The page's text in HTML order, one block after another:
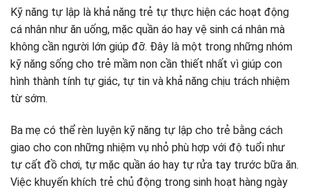
Kỹ năng tự lập là khả năng trẻ tự thực hiện các hoạt động
cá nhân như ăn uống, mặc quần áo hay vệ sinh cá nhân mà
không cần người lớn giúp đỡ. Đây là một trong những nhóm
kỹ năng sống cho trẻ mầm non cần thiết nhất vì giúp con
hình thành tính tự giác, tự tin và khả năng chịu trách nhiệm
từ sớm.
Ba mẹ có thể rèn luyện kỹ năng tự lập cho trẻ bằng cách
giao cho con những nhiệm vụ nhỏ phù hợp với độ tuổi như
tự cất đồ chơi, tự mặc quần áo hay tự rửa tay trước bữa ăn.
Việc khuyến khích trẻ chủ động trong sinh hoạt hàng ngày